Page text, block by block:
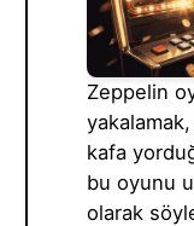
Zeppelin
kafa
bu oyunu
olarak